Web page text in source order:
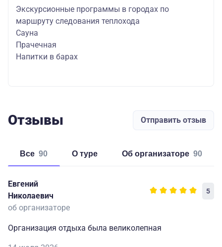
Экскурсионные программы в городах по
маршруту следования теплохода
Сауна
Прачечная
Напитки в барах
Отзывы Отправить отзыв
Все 90 о туре об организаторе 90
Евгений
Николаевич
5
об организаторе
Организация отдыха была великолепная